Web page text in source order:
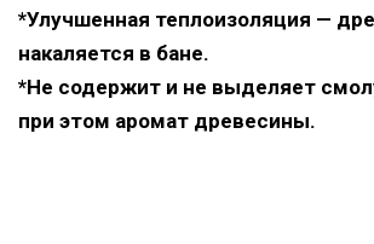
*Улучшенная теплоизоляция —
накаляется в бане.
*Не содержит и не выделяет
при этом аромат древесины.